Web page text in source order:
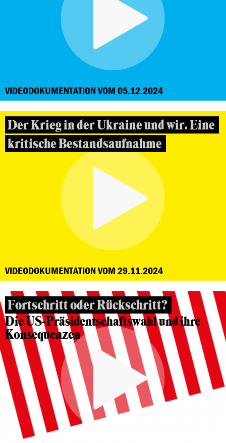
VIDEODOKUMENTATION VOM 05.12.2024
Der Krieg in der Ukraine und wir. Eine
kritische Bestandsaufnahme
VIDEODOKUMENTATION VOM 29.11.2024
Fortschritt oder Rückschritt?
Die US-Präsidentschaftswahl und ihre
Konsequenzen